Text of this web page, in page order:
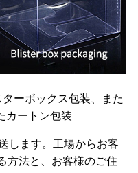
ーボックス包装、また
カートン包装
します。工場からお客
方法と、お客様のご住